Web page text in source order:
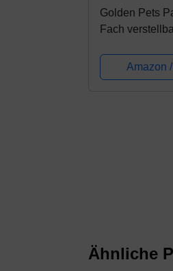
Golden Pets
Fach
I kleine -Amazon
Ähnliche